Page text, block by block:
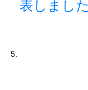
表しました